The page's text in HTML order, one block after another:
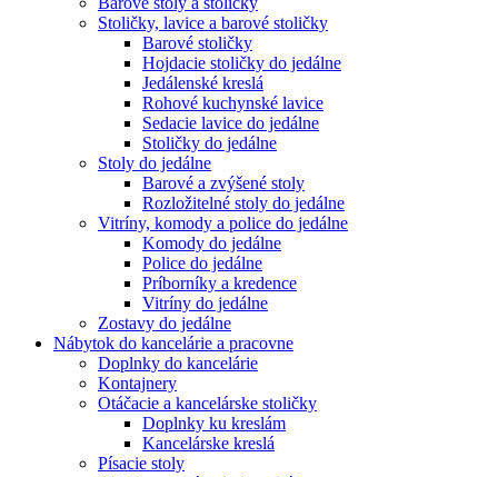
Stoličky, lavice a barové stoličky
Barové stoličky
Hojdacie stoličky do jedálne
Jedálenské kreslá
Rohové kuchynské lavice
Sedacie lavice do jedálne
Stoličky do jedálne
Stoly do jedálne
Barové a zvýšené stoly
Rozložitelné stoly do jedálne
Vitríny, komody a police do jedálne
Komody do jedálne
Police do jedálne
Príborníky a kredence
Vitríny do jedálne
Zostavy do jedálne
Nábytok do kancelárie a pracovne
Doplnky do kancelárie
Kontajnery
Otáčacie a kancelárske stoličky
Doplnky ku kreslám
Kancelárske kreslá
Písacie stoly